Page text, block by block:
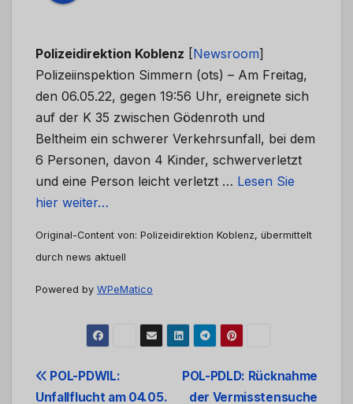
Polizeidirektion Koblenz [Newsroom]
Polizeiinspektion Simmern (ots) – Am Freitag,
den 06.05.22, gegen 19:56 Uhr, ereignete sich
auf der K 35 zwischen Gödenroth und
Beltheim ein schwerer Verkehrsunfall, bei dem
6 Personen, davon 4 Kinder, schwerverletzt
und eine Person leicht verletzt … Lesen Sie
hier weiter…
Original-Content von: Polizeidirektion Koblenz, übermittelt
durch news aktuell
Powered by WPeMatico
Beitrags-
POL-PDLD: Rücknahme
der Vermisstensuche
POL-PDWIL:
Unfallflucht am 04.05.